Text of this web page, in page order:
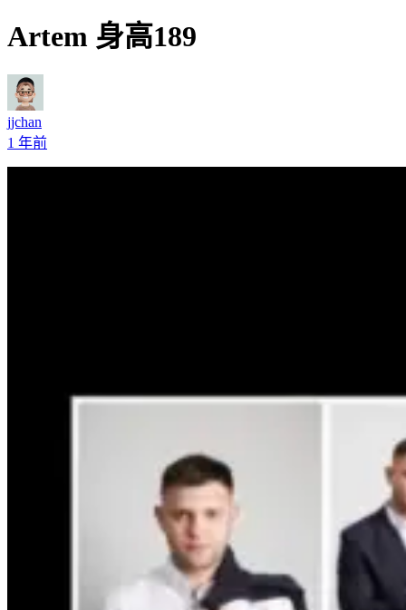
Artem 身高189
jjchan
1 年前